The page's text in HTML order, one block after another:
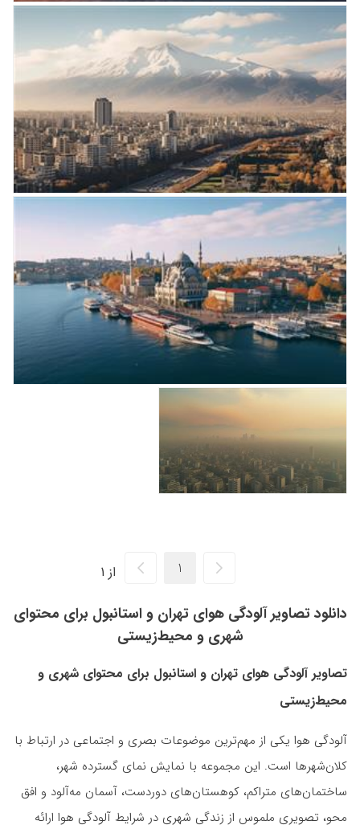
از 1
دانلود تصاویر آلودگی هوای تهران و استانبول برای محتوای
شهری و محیط‌زیستی
تصاویر آلودگی هوای تهران و استانبول برای محتوای شهری و
محیط‌زیستی
آلودگی هوا یکی از مهم‌ترین موضوعات بصری و اجتماعی در ارتباط با
کلان‌شهرها است. این مجموعه با نمایش نمای گسترده شهر،
ساختمان‌های متراکم، کوهستان‌های دوردست، آسمان مه‌آلود و افق
محو، تصویری ملموس از زندگی شهری در شرایط آلودگی هوا ارائه